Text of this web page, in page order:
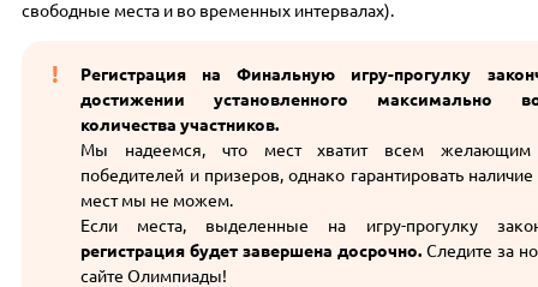
свободные места и во временных интервалах).
Регистрация на Финальную игру-прогулку
достижении установленного максимально
количества участников.
Мы надеемся, что мест хватит всем желающим
победителей и призеров, однако гарантировать
мест мы не можем.
Если места, выделенные на игру-прогулку
регистрация будет завершена досрочно. Следите за
сайте Олимпиады!